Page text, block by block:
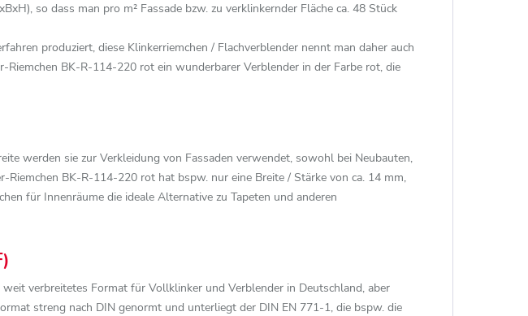
so dass man pro m² Fassade bzw. zu verklinkernder Fläche ca. 48 Stück
produziert, diese Klinkerriemchen / Flachverblender nennt man daher auch
BK-R-114-220 rot ein wunderbarer Verblender in der Farbe rot, die
werden sie zur Verkleidung von Fassaden verwendet, sowohl bei Neubauten,
BK-R-114-220 rot hat bspw. nur eine Breite / Stärke von ca. 14 mm,
für Innenräume die ideale Alternative zu Tapeten und anderen
verbreitetes Format für Vollklinker und Verblender in Deutschland, aber
streng nach DIN genormt und unterliegt der DIN EN 771-1, die bspw. die